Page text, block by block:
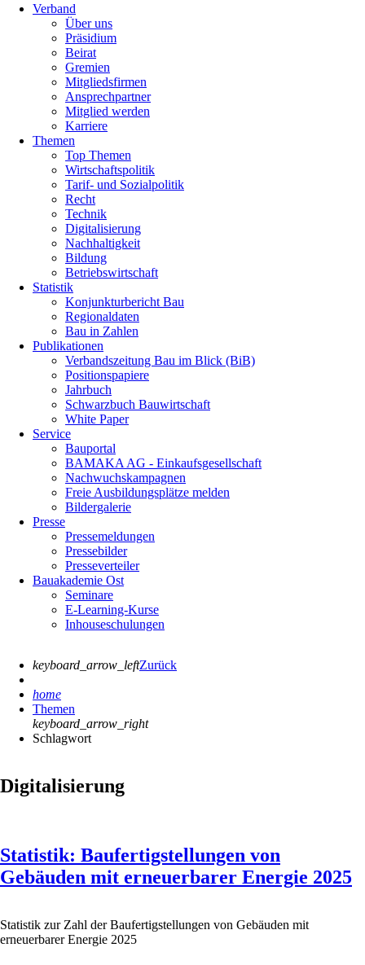
Verband
Über uns
Präsidium
Beirat
Gremien
Mitgliedsfirmen
Ansprechpartner
Mitglied werden
Karriere
Themen
Top Themen
Wirtschaftspolitik
Tarif- und Sozialpolitik
Recht
Technik
Digitalisierung
Nachhaltigkeit
Bildung
Betriebswirtschaft
Statistik
Konjunkturbericht Bau
Regionaldaten
Bau in Zahlen
Publikationen
Verbandszeitung Bau im Blick (BiB)
Positionspapiere
Jahrbuch
Schwarzbuch Bauwirtschaft
White Paper
Service
Bauportal
BAMAKA AG - Einkaufsgesellschaft
Nachwuchskampagnen
Freie Ausbildungsplätze melden
Bildergalerie
Presse
Pressemeldungen
Pressebilder
Presseverteiler
Bauakademie Ost
Seminare
E-Learning-Kurse
Inhouseschulungen
keyboard_arrow_leftZurück
home
Themen
keyboard_arrow_right
Schlagwort
Digitalisierung
Statistik: Baufertigstellungen von
Gebäuden mit erneuerbarer Energie 2025
Statistik zur Zahl der Baufertigstellungen von Gebäuden mit
erneuerbarer Energie 2025